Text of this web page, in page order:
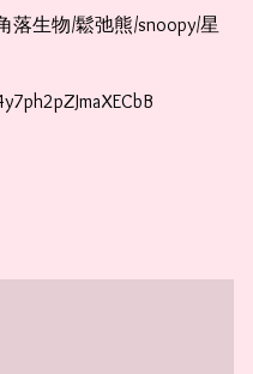
落生物/鬆弛熊/snoopy/星